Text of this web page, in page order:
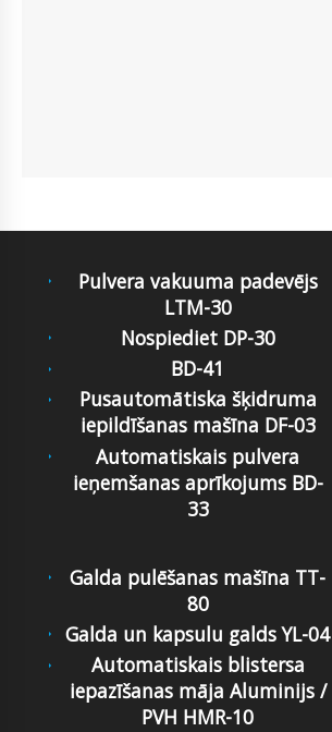
Pulvera vakuuma padevējs
LTM-30
Nospiediet DP-30
BD-41
Pusautomātiska šķidruma
iepildīšanas mašīna DF-03
Automatiskais pulvera
ieņemšanas aprīkojums BD-
33
Galda pulēšanas mašīna TT-
80
Galda un kapsulu galds YL-04
Automatiskais blistersa
iepazīšanas māja Aluminijs /
PVH HMR-10